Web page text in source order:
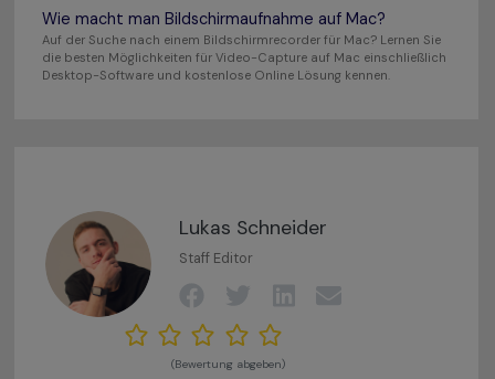
Wie macht man Bildschirmaufnahme auf Mac?
Auf der Suche nach einem Bildschirmrecorder für Mac? Lernen Sie
die besten Möglichkeiten für Video-Capture auf Mac einschließlich
Desktop-Software und kostenlose Online Lösung kennen.
Lukas Schneider
Staff Editor
(Bewertung abgeben)